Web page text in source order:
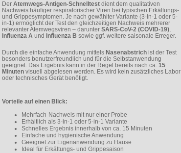
Der Atemwegs-Antigen-Schnelltest dient dem qualitativen
Nachweis häufiger respiratorischer Viren bei typischen Erkältungs-
und Grippesymptomen. Je nach gewählter Variante (3-in-1 oder 5-
in-1) ermöglicht der Test den gleichzeitigen Nachweis mehrerer
relevanter Atemwegsviren – darunter SARS-CoV-2 (COVID-19)
Influenza A und Influenza B sowie ggf. weitere saisonale Erreger.
Durch die einfache Anwendung mittels Nasenabstrich ist der Test
besonders benutzerfreundlich und für die Selbstanwendung
geeignet. Das Ergebnis kann in der Regel bereits nach ca. 15
Minuten visuell abgelesen werden. Es wird kein zusätzliches Labor
oder technisches Gerät benötigt.
Vorteile auf einen Blick:
Mehrfach-Nachweis mit nur einer Probe
Erhältlich als 3-in-1 oder 5-in-1 Variante
Schnelles Ergebnis innerhalb von ca. 15 Minuten
Einfache und hygienische Anwendung
Geeignet zur Eigenanwendung zu Hause
Ideal für Erkältungs- und Grippesaison